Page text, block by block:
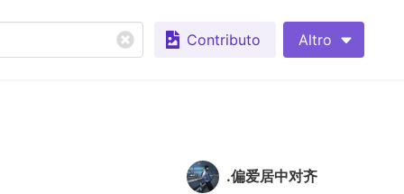
Contributo Altro
.偏爱居中对齐